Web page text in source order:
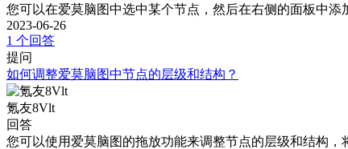
您可以在爱莫脑图中选中某个节点，然后在右侧的面板中添
2023-06-26
1 个回答
提问
如何调整爱莫脑图中节点的层级和结构？
氪友8Vlt
回答
您可以使用爱莫脑图的拖放功能来调整节点的层级和结构